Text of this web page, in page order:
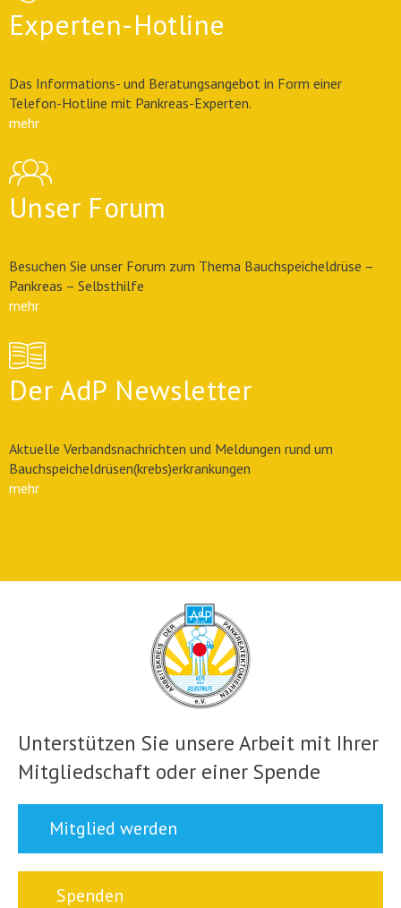
Experten-Hotline
Das Informations- und Beratungsangebot in Form einer
Telefon-Hotline mit Pankreas-Experten.
mehr
Unser Forum
Besuchen Sie unser Forum zum Thema Bauchspeicheldrüse –
Pankreas – Selbsthilfe
mehr
Der AdP Newsletter
Aktuelle Verbandsnachrichten und Meldungen rund um
Bauchspeicheldrüsen(krebs)erkrankungen
mehr
Unterstützen Sie unsere Arbeit mit Ihrer
Mitgliedschaft oder einer Spende
Mitglied werden
Spenden